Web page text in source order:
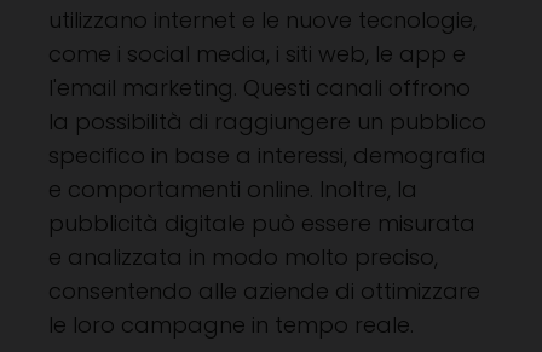
utilizzano internet e le nuove tecnologie,
come i social media, i siti web, le app e
l'email marketing. Questi canali offrono
la possibilità di raggiungere un pubblico
specifico in base a interessi, demografia
e comportamenti online. Inoltre, la
pubblicità digitale può essere misurata
e analizzata in modo molto preciso,
consentendo alle aziende di ottimizzare
le loro campagne in tempo reale.